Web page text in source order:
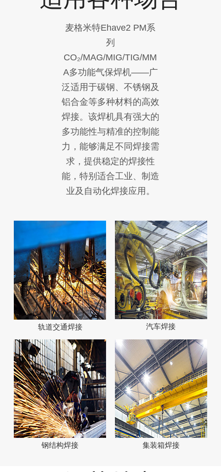
麦格米特Ehave2 PM系
列
CO₂/MAG/MIG/TIG/MM
A多功能气保焊机——广
泛适用于碳钢、不锈钢及
铝合金等多种材料的高效
焊接。该焊机具有强大的
多功能性与精准的控制能
力，能够满足不同焊接需
求，提供稳定的焊接性
能，特别适合工业、制造
业及自动化焊接应用。
轨道交通焊接 汽车焊接
钢结构焊接 集装箱焊接